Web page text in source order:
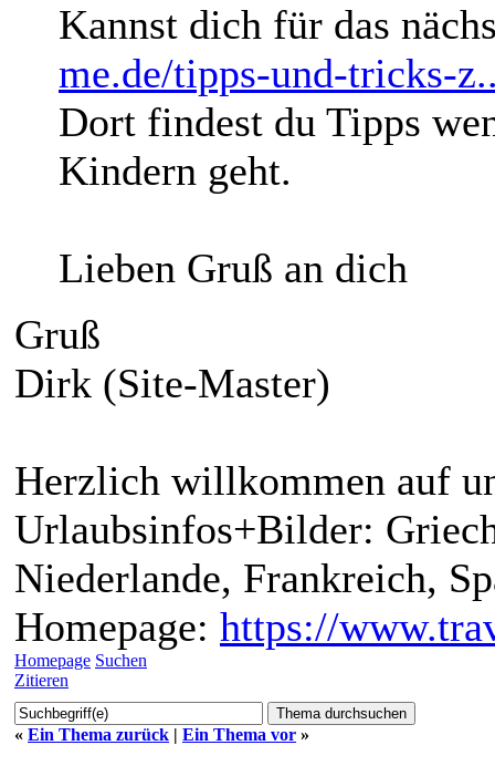
Kannst dich für das
me.de/tipps-und-tricks-
Dort findest du Tipps
Kindern geht.
Lieben Gruß an dich
Gruß
Dirk (Site-Master)
Herzlich willkommen auf
Urlaubsinfos+Bilder:
Niederlande, Frankreich,
Homepage: https://
Homepage Suchen
Zitieren
« Ein Thema zurück | Ein Thema vor »